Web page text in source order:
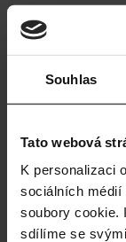
Souhlas
Tato webová
K personalizaci
sociálních
soubory cookie.
sdílíme se